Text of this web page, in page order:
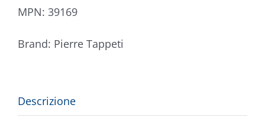
MPN: 39169
Brand: Pierre Tappeti
Descrizione